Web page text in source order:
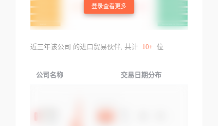
登录查看更多
近三年该公司 的进口贸易伙伴, 共计 10+ 位
公司名称 交易日期分布